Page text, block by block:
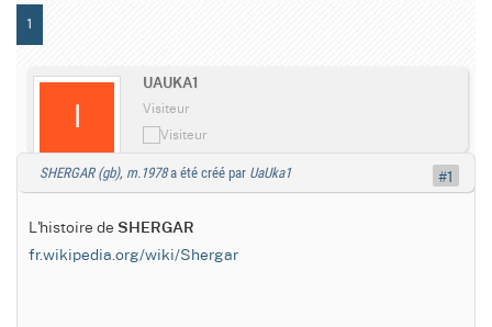
1
UAUKA1
AUTEUR DU SUJET
Visiteur
SHERGAR (gb), m.1978a été créé par UaUka1
L'histoire de SHERGAR
fr.wikipedia.org/wiki/Shergar
#1